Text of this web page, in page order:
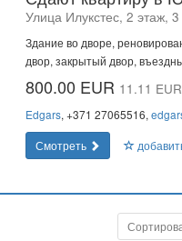
Улица Илукстес, 2 этаж,
Здание во дворе,
двор, закрытый двор,
800.00 EUR 11.11
Edgars, +371 27065516,
Смотреть